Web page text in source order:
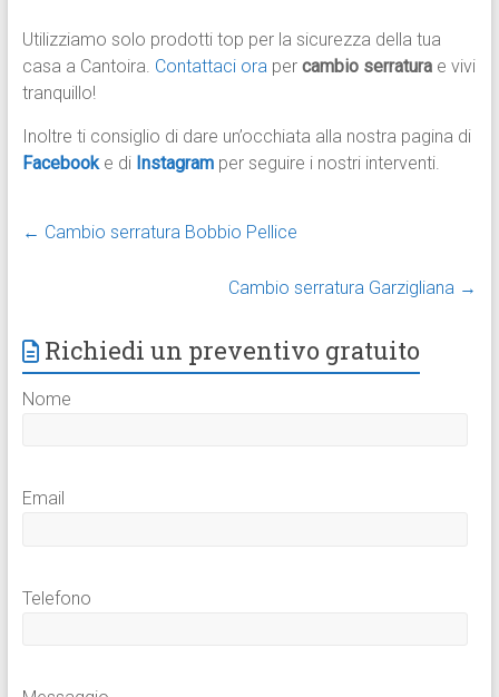
Utilizziamo solo prodotti top per la sicurezza della tua
casa a Cantoira. Contattaci oraper cambio serratura e vivi
tranquillo!
Inoltre ti consiglio di dare un’occhiata alla nostra pagina di
Facebook e di Instagram per seguire i nostri interventi.
← Cambio serratura Bobbio Pellice
Cambio serratura Garzigliana →
Richiedi un preventivo gratuito
Nome
Email
Telefono